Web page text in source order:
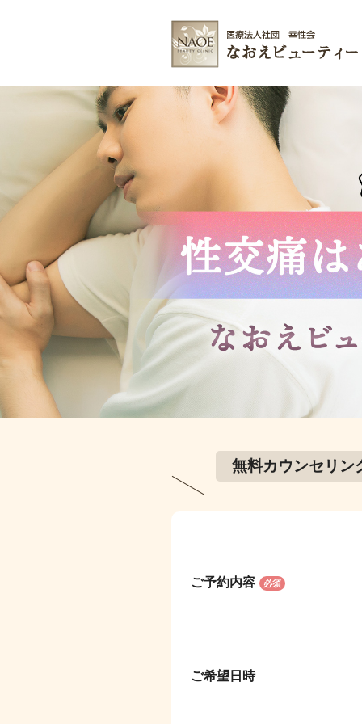
無料カウンセリン
ご予約内容 必須
ご希望日時